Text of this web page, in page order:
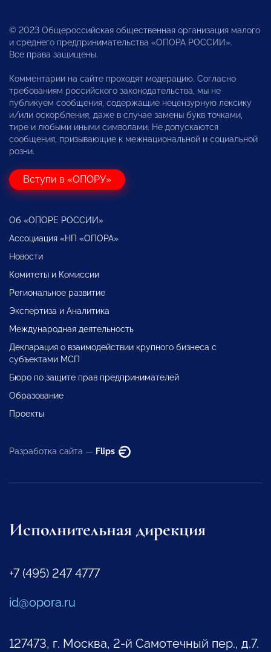
© 2023 Общероссийская общественная организация малого
и среднего предпринимательства «ОПОРА РОССИИ».
Все права защищены.
Комментарии на сайте проходят модерацию. Согласно
требованиям российского законодательства, мы не
публикуем сообщения, содержащие нецензурную лексику
и/или оскорбления, даже в случае замены букв точками,
тире и любыми иными символами. Не допускаются
сообщения, призывающие к межнациональной и социальной
розни.
Вступи в «ОПОРУ»
Об «ОПОРЕ РОССИИ»
Ассоциация «НП «ОПОРА»
Новости
Комитеты и Комиссии
Региональное развитие
Экспертиза и Аналитика
Международная деятельность
Декларация о взаимодействии крупного бизнеса с
субъектами МСП
Бюро по защите прав предпринимателей
Образование
Проекты
Разработка сайта — Flips
Исполнительная дирекция
+7 (495) 247 4777
id@opora.ru
127473, г. Москва, 2-й Самотечный пер., д.7.